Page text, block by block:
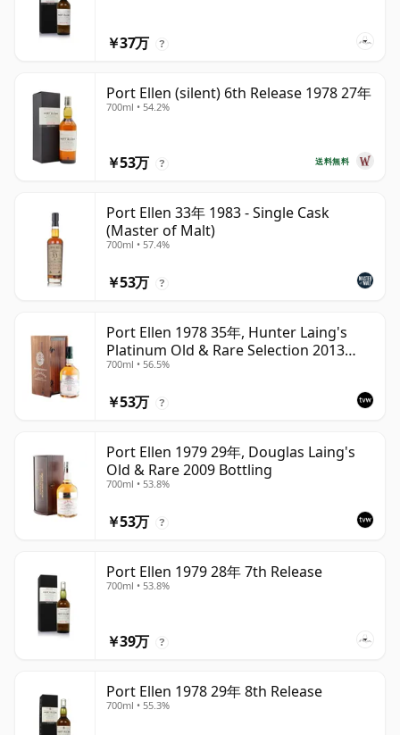
￥37万 ?
Port Ellen (silent) 6th Release 1978 27年
700ml • 54.2%
送料無料
￥53万 ?
Port Ellen 33年 1983 - Single Cask
(Master of Malt)
700ml • 57.4%
￥53万 ?
Port Ellen 1978 35年, Hunter Laing's
Platinum Old & Rare Selection 2013
Bottling
700ml • 56.5%
￥53万 ?
Port Ellen 1979 29年, Douglas Laing's
Old & Rare 2009 Bottling
700ml • 53.8%
￥53万 ?
Port Ellen 1979 28年 7th Release
700ml • 53.8%
￥39万 ?
Port Ellen 1978 29年 8th Release
700ml • 55.3%